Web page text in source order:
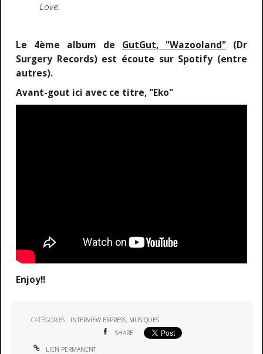
Love.
Le 4ème album de GutGut, "Wazooland" (Dr
Surgery Records) est écoute sur Spotify (entre
autres).
Avant-gout ici avec ce titre, "Eko"
Enjoy!!
CATÉGORIES : INTERVIEW EXPRESS, MUSIQUES
SHARE
LIEN PERMANENT